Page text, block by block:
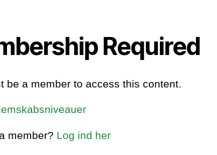
Required
be a member to access this content.
member? Log ind her